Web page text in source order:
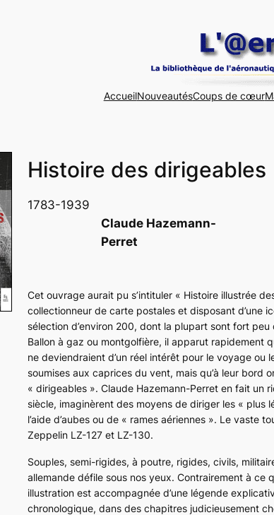
AccueilNouveautésCoups de cœur
Histoire des dirigeables
1783-1939
Claude Hazemann-
Perret
Cet ouvrage aurait pu s’intituler « Histoire illustrée
collectionneur de carte postales et disposant d’une
sélection d’environ 200, dont la plupart sont fort peu
Ballon à gaz ou montgolfière, il apparut rapidement
ne deviendraient d’un réel intérêt pour le voyage ou
soumises aux caprices du vent, mais qu’à leur bord
« dirigeables ». Claude Hazemann-Perret en fait un
siècle, imaginèrent des moyens de diriger les « plus
l’aide d’aubes ou de « rames aériennes ». Le vaste
Zeppelin LZ-127 et LZ-130.
Souples, semi-rigides, à poutre, rigides, civils,
allemande défile sous nos yeux. Contrairement à
illustration est accompagnée d’une légende
chronologique, dans des chapitres judicieusement